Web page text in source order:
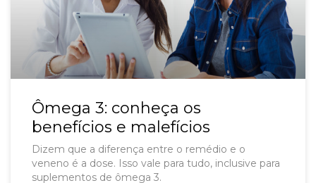
Ômega 3: conheça os
benefícios e malefícios
Dizem que a diferença entre o remédio e o
veneno é a dose. Isso vale para tudo, inclusive para
suplementos de ômega 3.